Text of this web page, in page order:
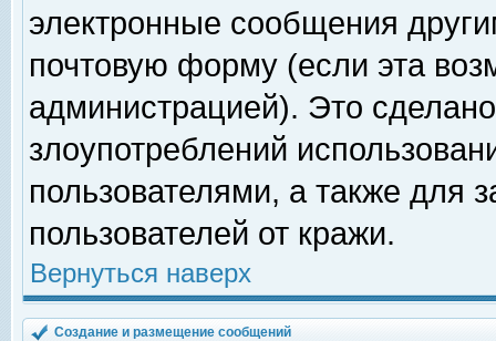
электронные сообщения
почтовую форму (если эта
администрацией). Это
злоупотреблений
пользователями, а также для
пользователей от кражи.
Вернуться наверх
Создание и размещение сообщений